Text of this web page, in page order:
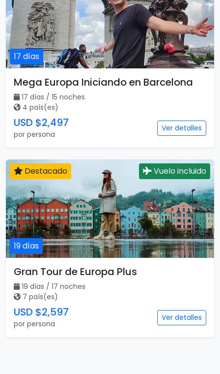
17 días
Mega Europa Iniciando en Barcelona
17 días / 15 noches
4 país(es)
USD $2,497
por persona
Ver detalles
19 días
Destacado Vuelo incluido
Gran Tour de Europa Plus
19 días / 17 noches
7 país(es)
USD $2,597
por persona
Ver detalles